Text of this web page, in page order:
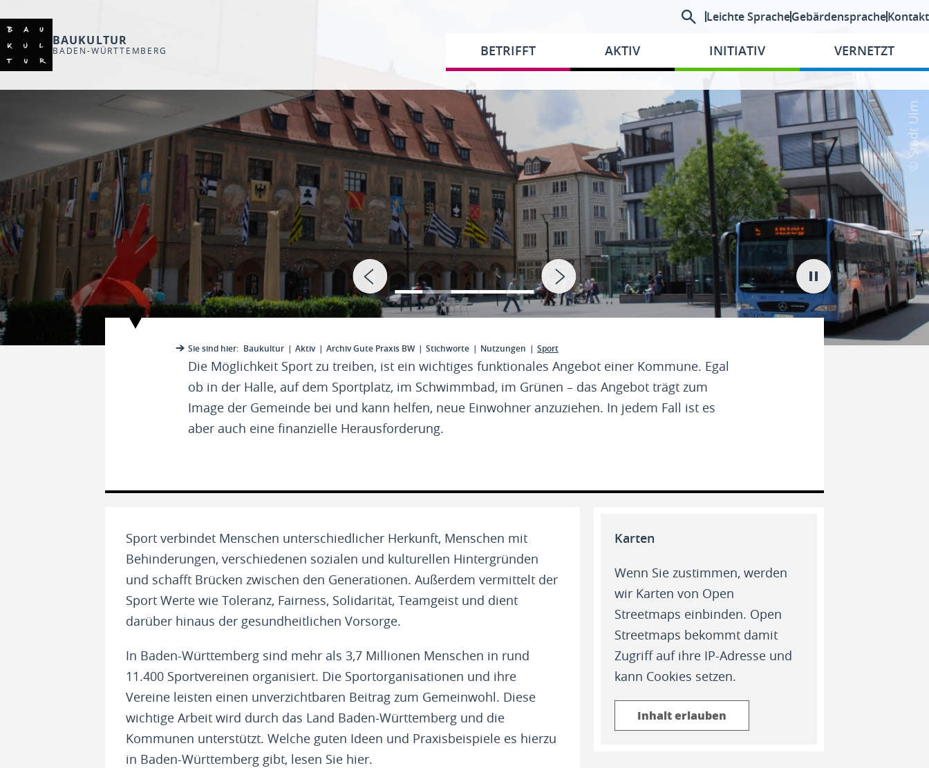
BAUKULTUR
BADEN-WÜRTTEMBERG
Leichte SpracheGebärdenspracheKontakt
BETRIFFT AKTIV INITIATIV VERNETZT
© Stadt Ulm
Sie sind hier: Baukultur Aktiv Archiv Gute Praxis BW Stichworte Nutzungen Sport
Die Möglichkeit Sport zu treiben, ist ein wichtiges funktionales Angebot einer Kommune. Egal
ob in der Halle, auf dem Sportplatz, im Schwimmbad, im Grünen – das Angebot trägt zum
Image der Gemeinde bei und kann helfen, neue Einwohner anzuziehen. In jedem Fall ist es
aber auch eine finanzielle Herausforderung.
Sport verbindet Menschen unterschiedlicher Herkunft, Menschen mit
Behinderungen, verschiedenen sozialen und kulturellen Hintergründen
und schafft Brücken zwischen den Generationen. Außerdem vermittelt der
Sport Werte wie Toleranz, Fairness, Solidarität, Teamgeist und dient
darüber hinaus der gesundheitlichen Vorsorge.
In Baden-Württemberg sind mehr als 3,7 Millionen Menschen in rund
11.400 Sportvereinen organisiert. Die Sportorganisationen und ihre
Vereine leisten einen unverzichtbaren Beitrag zum Gemeinwohl. Diese
wichtige Arbeit wird durch das Land Baden-Württemberg und die
Kommunen unterstützt. Welche guten Ideen und Praxisbeispiele es hierzu
in Baden-Württemberg gibt, lesen Sie hier.
Karten
Wenn Sie zustimmen, werden
wir Karten von Open
Streetmaps einbinden. Open
Streetmaps bekommt damit
Zugriff auf ihre IP-Adresse und
kann Cookies setzen.
Inhalt erlauben